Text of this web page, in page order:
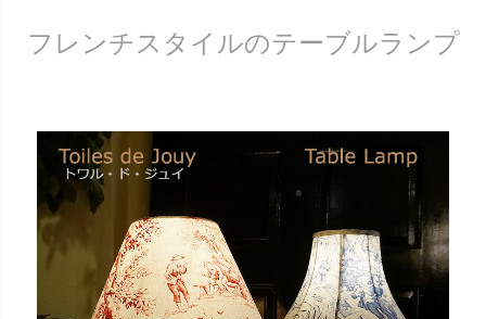
フレンチスタイルのテーブルランプ